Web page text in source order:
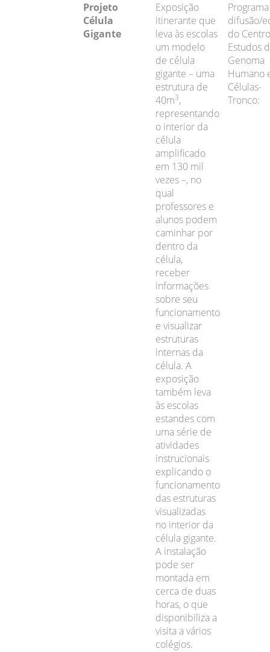
Projeto
Célula
Gigante
Exposição
itinerante que
leva às escolas
um modelo
de célula
gigante – uma
estrutura de
40m3,
representando
o interior da
célula
amplificado
em 130 mil
vezes –, no
qual
professores e
alunos podem
caminhar por
dentro da
célula,
receber
informações
sobre seu
funcionamento
e visualizar
estruturas
internas da
célula. A
exposição
também leva
às escolas
estandes com
uma série de
atividades
instrucionais
explicando o
funcionamento
das estruturas
visualizadas
no interior da
célula gigante.
A instalação
pode ser
montada em
cerca de duas
horas, o que
disponibiliza a
visita a vários
colégios.
difusão/
do
Estudos
Genoma
Humano
Células-
Tronco: